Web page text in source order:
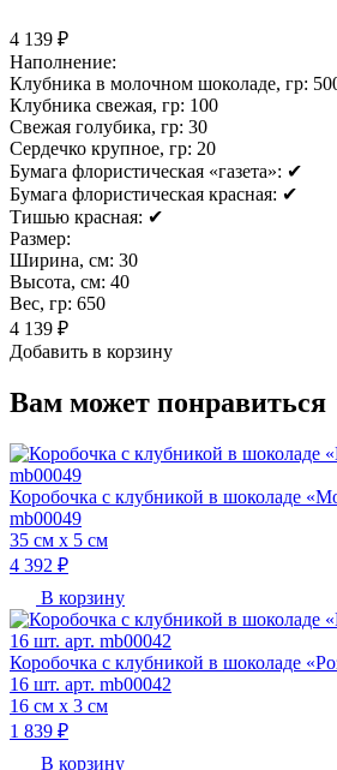
4 139 ₽
Наполнение:
Клубника в молочном шоколаде, гр:
Клубника свежая, гр: 100
Свежая голубика, гр: 30
Сердечко крупное, гр: 20
Бумага флористическая «газета»: ✔
Бумага флористическая красная: ✔
Тишью красная: ✔
Размер:
Ширина, см: 30
Высота, см: 40
Вес, гр: 650
4 139 ₽
Добавить в корзину
Вам может понравиться
Коробочка с клубникой в шоколаде
mb00049
35 см х 5 см
4 392 ₽
В корзину
Коробочка с клубникой в шоколаде
16 шт. арт. mb00042
16 см х 3 см
1 839 ₽
В корзину